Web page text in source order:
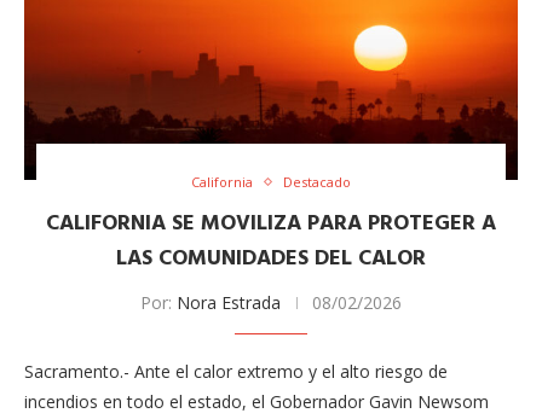
California Destacado
CALIFORNIA SE MOVILIZA PARA PROTEGER A
LAS COMUNIDADES DEL CALOR
Por: Nora Estrada 08/02/2026
Sacramento.- Ante el calor extremo y el alto riesgo de
incendios en todo el estado, el Gobernador Gavin Newsom